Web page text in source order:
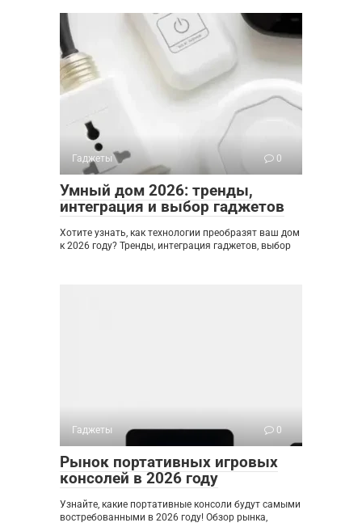
Гаджеты 0
Умный дом 2026: тренды,
интеграция и выбор гаджетов
Хотите узнать, как технологии преобразят ваш дом
к 2026 году? Тренды, интеграция гаджетов, выбор
Гаджеты 0
Рынок портативных игровых
консолей в 2026 году
Узнайте, какие портативные консоли будут самыми
востребованными в 2026 году! Обзор рынка,